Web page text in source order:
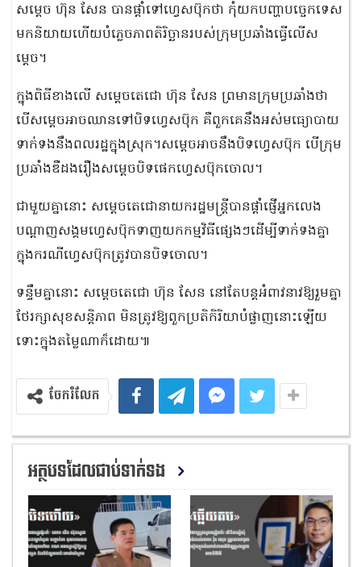
សម្តេច ហ៊ុន សែន បានផ្តាំទៅហ្វេសប៊ុកថា កុំយកបញ្ហាបច្ចេកទេស
មកនិយាយហើយបំភ្លេចភាពតិរិច្ឆានរបស់ក្រុមប្រឆាំងធ្វើលើស
ម្តេច។
ក្នុងពិធីខាងលើ សម្តេចតេជោ ហ៊ុន សែន ព្រមានក្រុមប្រឆាំងថា
បើសម្តេចអាចឈានទៅបិទហ្វេសប៊ុក គឺពួកគេនឹងអស់មធ្យោបាយ
ទាក់ទងនឹងពលរដ្ឋក្នុងស្រុក។សម្តេចអាចនឹងបិទហ្វេសប៊ុក បើក្រុម
ប្រឆាំងឌឺដងរឿងសម្តេចបិទផេកហ្វេសប៊ុកចោល។
ជាមួយគ្នានោះ សម្តេចតេជោនាយករដ្ឋមន្ត្រីបានផ្តាំផ្ញើអ្នកលេង
បណ្តាញសង្គមហ្វេសប៊ុកទាញយកកម្មវិធីផ្សេងៗដើម្បីទាក់ទងគ្នា
ក្នុងករណីហ្វេសប៊ុកត្រូវបានបិទចោល។
ទន្ទឹមគ្នានោះ សម្តេចតេជោ ហ៊ុន សែន នៅតែបន្តអំពាវនាវឱ្យរួមគ្នា
ថែរក្សាសុខសន្តិភាព មិនត្រូវឱ្យពួកប្រតិកិរិយាបំផ្លាញនោះឡើយ
ទោះក្នុងតម្លៃណាក៏ដោយ៕
ចែករំលែក
អត្ថបទដែលជាប់ទាក់ទង